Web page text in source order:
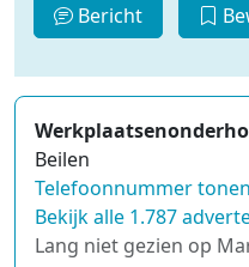
Bericht
Beilen
Telefoonnummer tonen
Bekijk alle 1.787
Lang niet gezien op